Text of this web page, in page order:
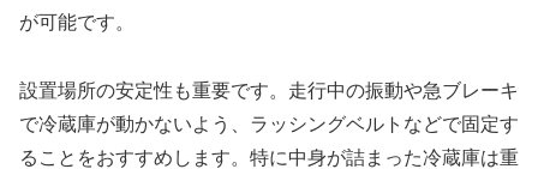
が可能です。
設置場所の安定性も重要です。走行中の振動や急ブレーキ
で冷蔵庫が動かないよう、ラッシングベルトなどで固定す
ることをおすすめします。特に中身が詰まった冷蔵庫は重